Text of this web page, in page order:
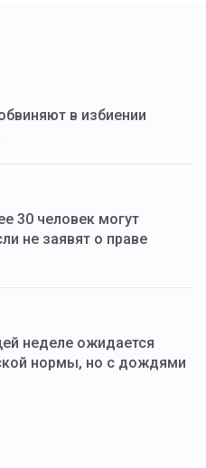
в избиении
30 человек могут
не заявят о праве
неделе ожидается
нормы, но с дождями